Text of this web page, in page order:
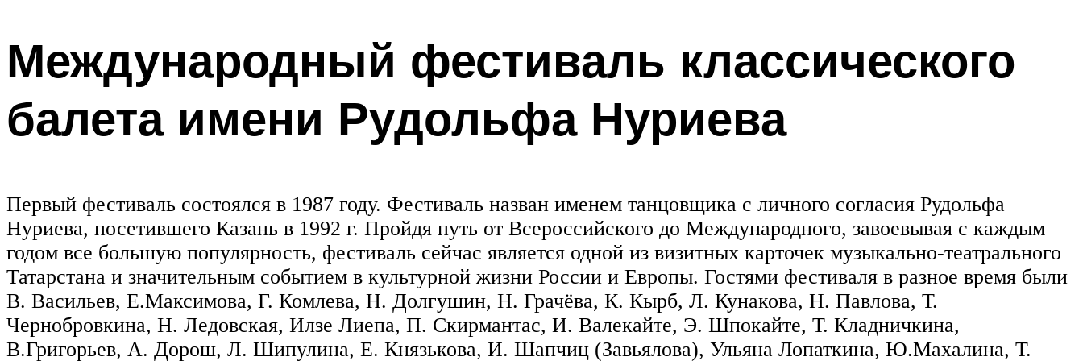
Международный фестиваль классического
балета имени Рудольфа Нуриева
Первый фестиваль состоялся в 1987 году. Фестиваль назван именем танцовщика с личного согласия Рудольфа
Нуриева, посетившего Казань в 1992 г. Пройдя путь от Всероссийского до Международного, завоевывая с каждым
годом все большую популярность, фестиваль сейчас является одной из визитных карточек музыкально-театрального
Татарстана и значительным событием в культурной жизни России и Европы. Гостями фестиваля в разное время были
В. Васильев, Е.Максимова, Г. Комлева, Н. Долгушин, Н. Грачёва, К. Кырб, Л. Кунакова, Н. Павлова, Т.
Чернобровкина, Н. Ледовская, Илзе Лиепа, П. Скирмантас, И. Валекайте, Э. Шпокайте, Т. Кладничкина,
В.Григорьев, А. Дорош, Л. Шипулина, Е. Князькова, И. Шапчиц (Завьялова), Ульяна Лопаткина, Ю.Махалина, Т.